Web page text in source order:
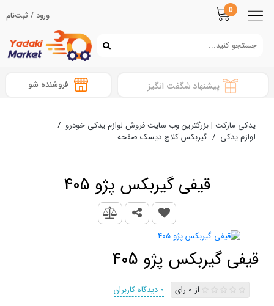
0 ورود / ثبت‌نام
پیشنهاد شگفت انگیز فروشنده شو
یدکی مارکت | بزرگترین وب سایت فروش لوازم یدکی خودرو /
لوازم یدکی / گیربکس-کلاچ-دیسک صفحه
قیفی گیربکس پژو 405
قیفی گیربکس پژو 405
از 0 رای 0 دیدگاه کاربران